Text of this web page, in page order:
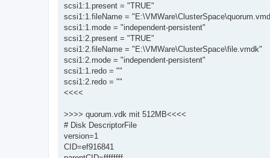
scsi1:1.present = "TRUE"
scsi1:1.fileName =
scsi1:1.mode = "independent-persistent"
scsi1:2.present = "TRUE"
scsi1:2.fileName = "E:\VMWare\ClusterSpace\file.vmdk"
scsi1:2.mode = "independent-persistent"
scsi1:1.redo = ""
scsi1:2.redo = ""
<<<<
>>>> quorum.vdk mit 512MB<<<<
# Disk DescriptorFile
version=1
CID=ef916841